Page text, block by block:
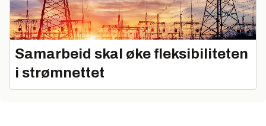
Samarbeid skal øke fleksibiliteten
i strømnettet